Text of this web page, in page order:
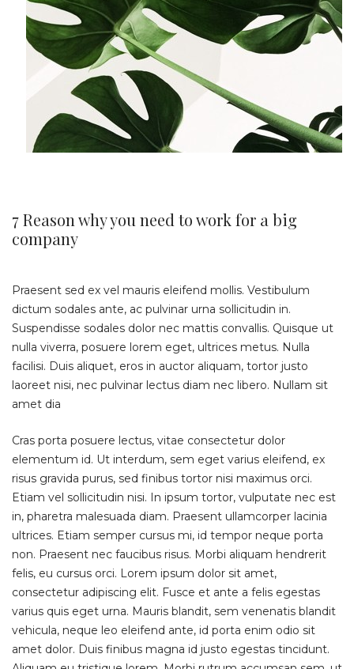
7 Reason why you need to work for a big
company
Praesent sed ex vel mauris eleifend mollis. Vestibulum
dictum sodales ante, ac pulvinar urna sollicitudin in.
Suspendisse sodales dolor nec mattis convallis. Quisque ut
nulla viverra, posuere lorem eget, ultrices metus. Nulla
facilisi. Duis aliquet, eros in auctor aliquam, tortor justo
laoreet nisi, nec pulvinar lectus diam nec libero. Nullam sit
amet dia
Cras porta posuere lectus, vitae consectetur dolor
elementum id. Ut interdum, sem eget varius eleifend, ex
risus gravida purus, sed finibus tortor nisi maximus orci.
Etiam vel sollicitudin nisi. In ipsum tortor, vulputate nec est
in, pharetra malesuada diam. Praesent ullamcorper lacinia
ultrices. Etiam semper cursus mi, id tempor neque porta
non. Praesent nec faucibus risus. Morbi aliquam hendrerit
felis, eu cursus orci. Lorem ipsum dolor sit amet,
consectetur adipiscing elit. Fusce et ante a felis egestas
varius quis eget urna. Mauris blandit, sem venenatis blandit
vehicula, neque leo eleifend ante, id porta enim odio sit
amet dolor. Duis finibus magna id justo egestas tincidunt.